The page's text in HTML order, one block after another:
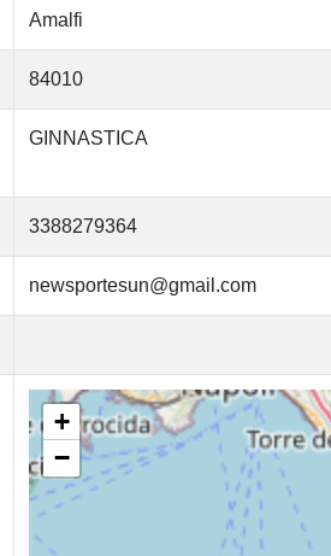
Amalfi
84010
GINNASTICA
3388279364
newsportesun@gmail.com
+
−